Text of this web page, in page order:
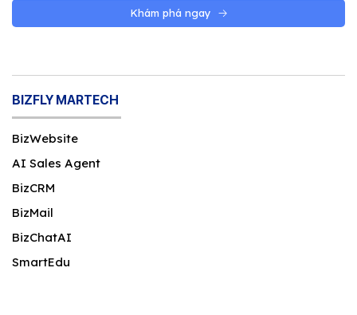
Khám phá ngay
BIZFLY MARTECH
BizWebsite
AI Sales Agent
BizCRM
BizMail
BizChatAI
SmartEdu